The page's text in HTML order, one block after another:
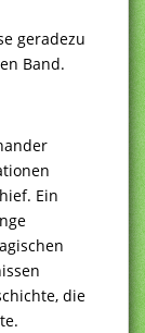
geradezu
Band.
Ein
die